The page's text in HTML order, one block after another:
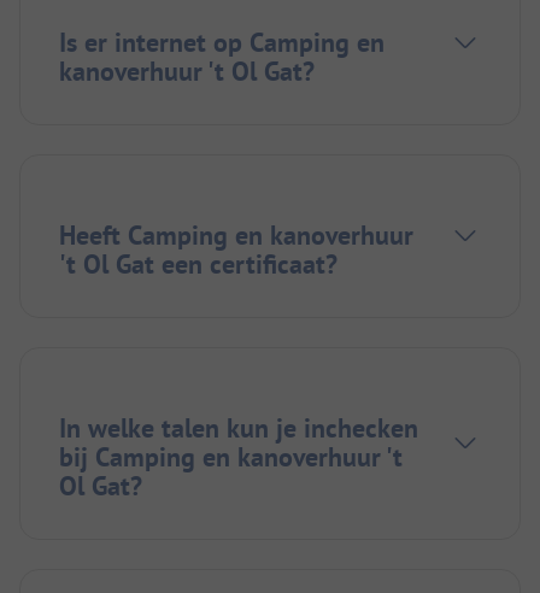
Is er internet op Camping en
kanoverhuur 't Ol Gat?
Heeft Camping en kanoverhuur
't Ol Gat een certificaat?
In welke talen kun je inchecken
bij Camping en kanoverhuur 't
Ol Gat?